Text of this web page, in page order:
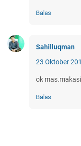
Balas
Sahilluqman
23 Oktober
ok
Balas